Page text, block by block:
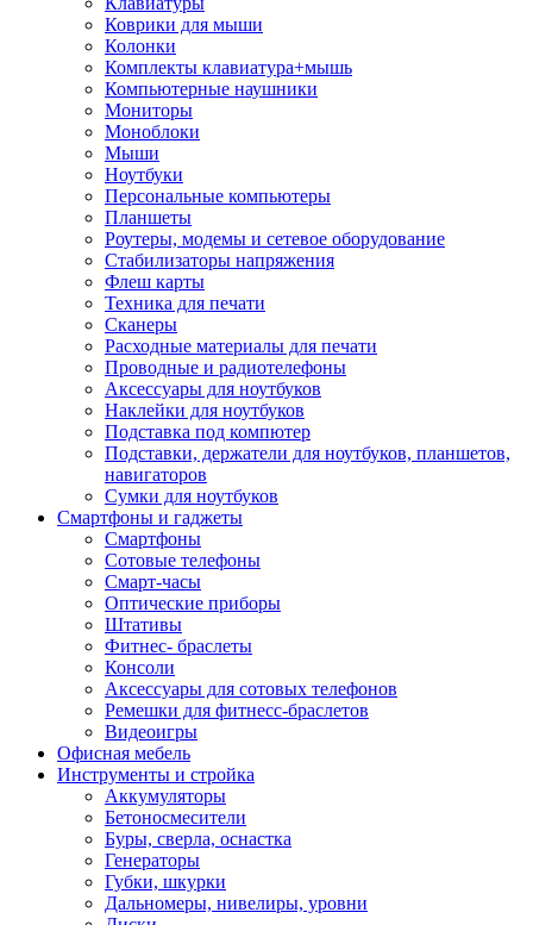
Коврики для мыши
Колонки
Комплекты клавиатура+мышь
Компьютерные наушники
Мониторы
Моноблоки
Мыши
Ноутбуки
Персональные компьютеры
Планшеты
Роутеры, модемы и сетевое оборудование
Стабилизаторы напряжения
Флеш карты
Техника для печати
Сканеры
Расходные материалы для печати
Проводные и радиотелефоны
Аксессуары для ноутбуков
Наклейки для ноутбуков
Подставка под компютер
Подставки, держатели для ноутбуков, планшетов,
навигаторов
Сумки для ноутбуков
Смартфоны и гаджеты
Смартфоны
Сотовые телефоны
Смарт-часы
Оптические приборы
Штативы
Фитнес- браслеты
Консоли
Аксессуары для сотовых телефонов
Ремешки для фитнесс-браслетов
Видеоигры
Офисная мебель
Инструменты и стройка
Аккумуляторы
Бетоносмесители
Буры, сверла, оснастка
Генераторы
Губки, шкурки
Дальномеры, нивелиры, уровни